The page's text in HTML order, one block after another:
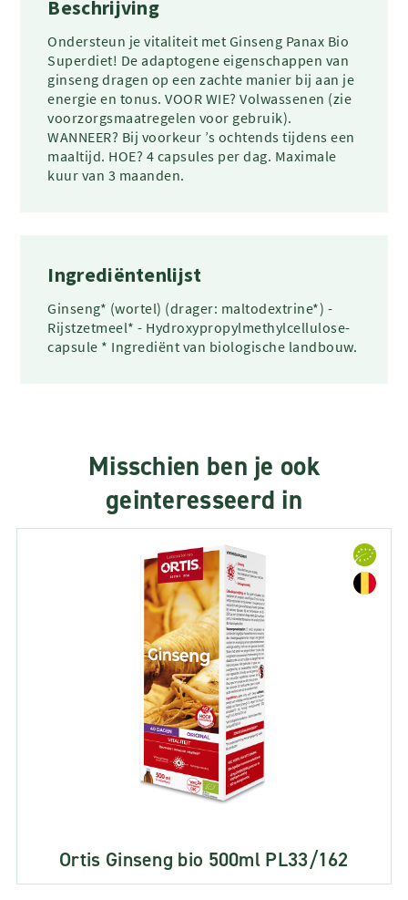
Beschrijving
Ondersteun je vitaliteit met Ginseng Panax Bio
Superdiet! De adaptogene eigenschappen van
ginseng dragen op een zachte manier bij aan je
energie en tonus. VOOR WIE? Volwassenen (zie
voorzorgsmaatregelen voor gebruik).
WANNEER? Bij voorkeur ’s ochtends tijdens een
maaltijd. HOE? 4 capsules per dag. Maximale
kuur van 3 maanden.
Ingrediëntenlijst
Ginseng* (wortel) (drager: maltodextrine*) -
Rijstzetmeel* - Hydroxypropylmethylcellulose-
capsule * Ingrediënt van biologische landbouw.
Misschien ben je ook
geinteresseerd in
Ortis Ginseng bio 500ml PL33/162